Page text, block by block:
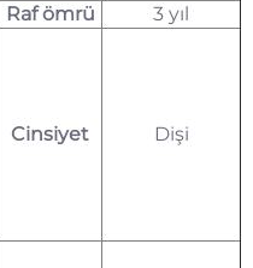
Raf ömrü 3 yıl
Cinsiyet Dişi